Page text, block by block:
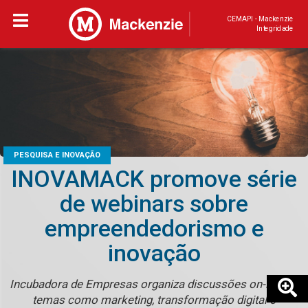
CEMAPI - Mackenzie
Integridade
PESQUISA E INOVAÇÃO
INOVAMACK promove série
de webinars sobre
empreendedorismo e
inovação
Incubadora de Empresas organiza discussões on-line de
temas como marketing, transformação digital e